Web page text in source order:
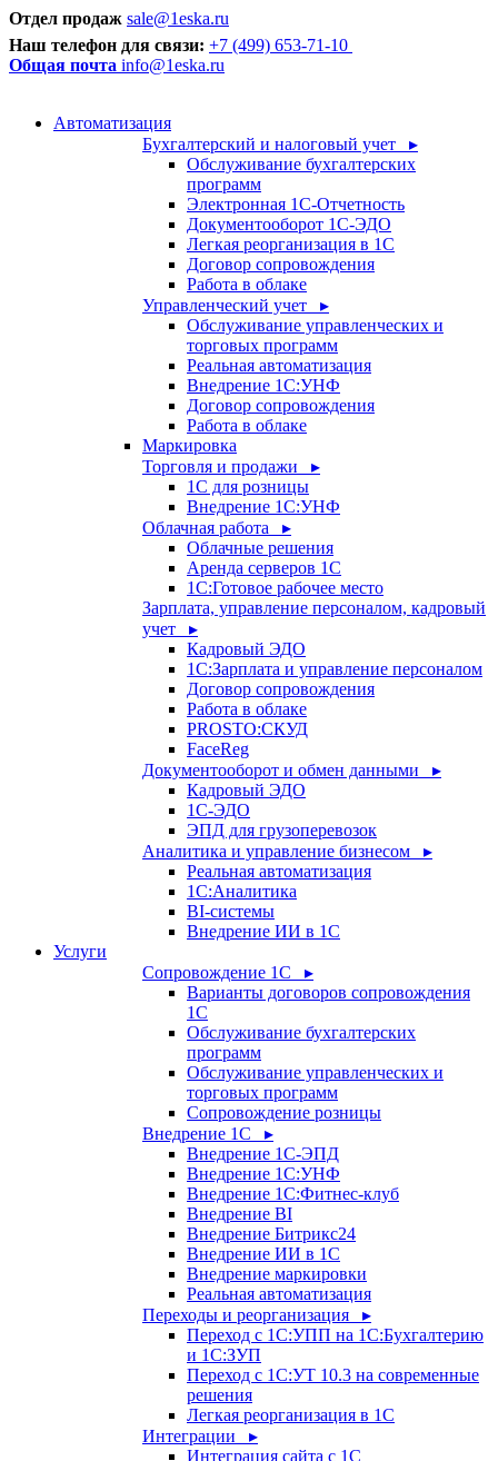
Отдел продаж sale@1eska.ru
Наш телефон для связи: +7 (499) 653-71-10
Общая почта info@1eska.ru
Автоматизация
Бухгалтерский и налоговый учет ▸
Обслуживание бухгалтерских
программ
Электронная 1С-Отчетность
Документооборот 1С-ЭДО
Легкая реорганизация в 1С
Договор сопровождения
Работа в облаке
Управленческий учет ▸
Обслуживание управленческих и
торговых программ
Реальная автоматизация
Внедрение 1С:УНФ
Договор сопровождения
Работа в облаке
Маркировка
Торговля и продажи ▸
1С для розницы
Внедрение 1С:УНФ
Облачная работа ▸
Облачные решения
Аренда серверов 1С
1C:Готовое рабочее место
Зарплата, управление персоналом, кадровый
учет ▸
Кадровый ЭДО
1С:Зарплата и управление персоналом
Договор сопровождения
Работа в облаке
PROSTO:СКУД
FaceReg
Документооборот и обмен данными ▸
Кадровый ЭДО
1С-ЭДО
ЭПД для грузоперевозок
Аналитика и управление бизнесом ▸
Реальная автоматизация
1С:Аналитика
BI-системы
Внедрение ИИ в 1С
Услуги
Сопровождение 1С ▸
Варианты договоров сопровождения
1С
Обслуживание бухгалтерских
программ
Обслуживание управленческих и
торговых программ
Сопровождение розницы
Внедрение 1С ▸
Внедрение 1С-ЭПД
Внедрение 1С:УНФ
Внедрение 1С:Фитнес-клуб
Внедрение BI
Внедрение Битрикс24
Внедрение ИИ в 1С
Внедрение маркировки
Реальная автоматизация
Переходы и реорганизация ▸
Переход с 1С:УПП на 1С:Бухгалтерию
и 1С:ЗУП
Переход с 1С:УТ 10.3 на современные
решения
Легкая реорганизация в 1С
Интеграции ▸
Интеграция сайта с 1С